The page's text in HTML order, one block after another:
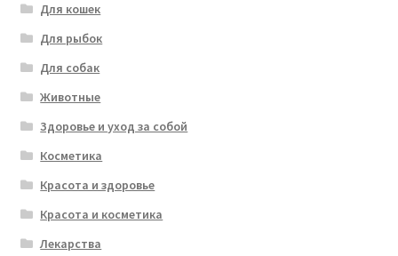
Для кошек
Для рыбок
Для собак
Животные
Здоровье и уход за собой
Косметика
Красота и здоровье
Красота и косметика
Лекарства